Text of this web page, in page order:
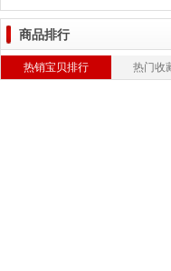
商品排行
热销宝贝排行 热门收